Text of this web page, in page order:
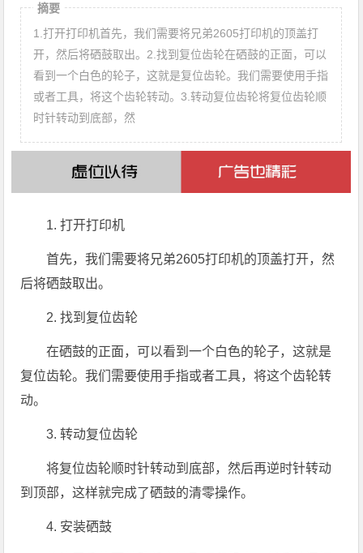
摘要
1.打开打印机首先，我们需要将兄弟2605打印机的顶盖打
开，然后将硒鼓取出。2.找到复位齿轮在硒鼓的正面，可以
看到一个白色的轮子，这就是复位齿轮。我们需要使用手指
或者工具，将这个齿轮转动。3.转动复位齿轮将复位齿轮顺
时针转动到底部，然
1. 打开打印机
首先，我们需要将兄弟2605打印机的顶盖打开，然
后将硒鼓取出。
2. 找到复位齿轮
在硒鼓的正面，可以看到一个白色的轮子，这就是
复位齿轮。我们需要使用手指或者工具，将这个齿轮转
动。
3. 转动复位齿轮
将复位齿轮顺时针转动到底部，然后再逆时针转动
到顶部，这样就完成了硒鼓的清零操作。
4. 安装硒鼓